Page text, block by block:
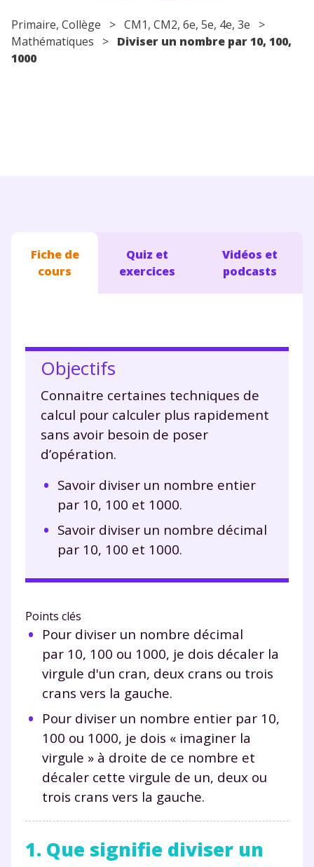
Primaire, Collège > CM1, CM2, 6e, 5e, 4e, 3e >
Mathématiques > Diviser un nombre par 10, 100,
1000
Fiche de
cours
Quiz et
exercices
Vidéos et
podcasts
Objectifs
Connaitre certaines techniques de
calcul pour calculer plus rapidement
sans avoir besoin de poser
d’opération.
Savoir diviser un nombre entier
par 10, 100 et 1000.
Savoir diviser un nombre décimal
par 10, 100 et 1000.
Points clés
Pour diviser un nombre décimal
par 10, 100 ou 1000, je dois décaler la
virgule d'un cran, deux crans ou trois
crans vers la gauche.
Pour diviser un nombre entier par 10,
100 ou 1000, je dois « imaginer la
virgule » à droite de ce nombre et
décaler cette virgule de un, deux ou
trois crans vers la gauche.
1. Que signifie diviser un